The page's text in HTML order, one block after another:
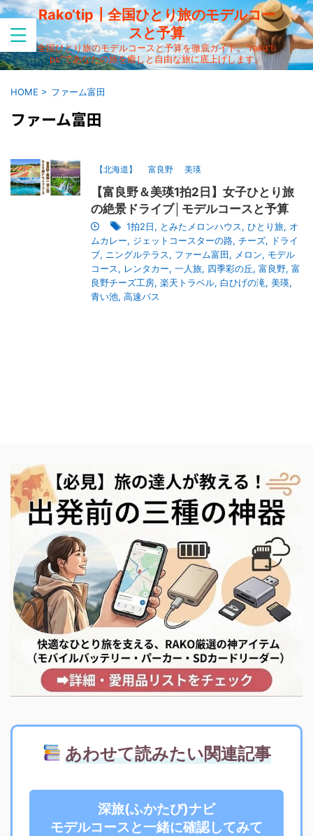
Rako‘tip┃全国ひとり旅のモデルコー
スと予算
全国ひとり旅のモデルコースと予算を徹底ガイド。"rako'ti
ps"であなたの旅を癒しと自由な旅に底上げします。
HOME > ファーム富田
ファーム富田
【北海道】 富良野 美瑛
【富良野＆美瑛1拍2日】女子ひとり旅
の絶景ドライブ│モデルコースと予算
1拍2日, とみたメロンハウス, ひとり旅, オ
ムカレー, ジェットコースターの路, チーズ, ドライ
ブ, ニングルテラス, ファーム富田, メロン, モデル
コース, レンタカー, 一人旅, 四季彩の丘, 富良野, 富
良野チーズ工房, 楽天トラベル, 白ひげの滝, 美瑛,
青い池, 高速バス
あわせて読みたい関連記事
深旅(ふかたび)ナビ
モデルコースと一緒に確認してみて